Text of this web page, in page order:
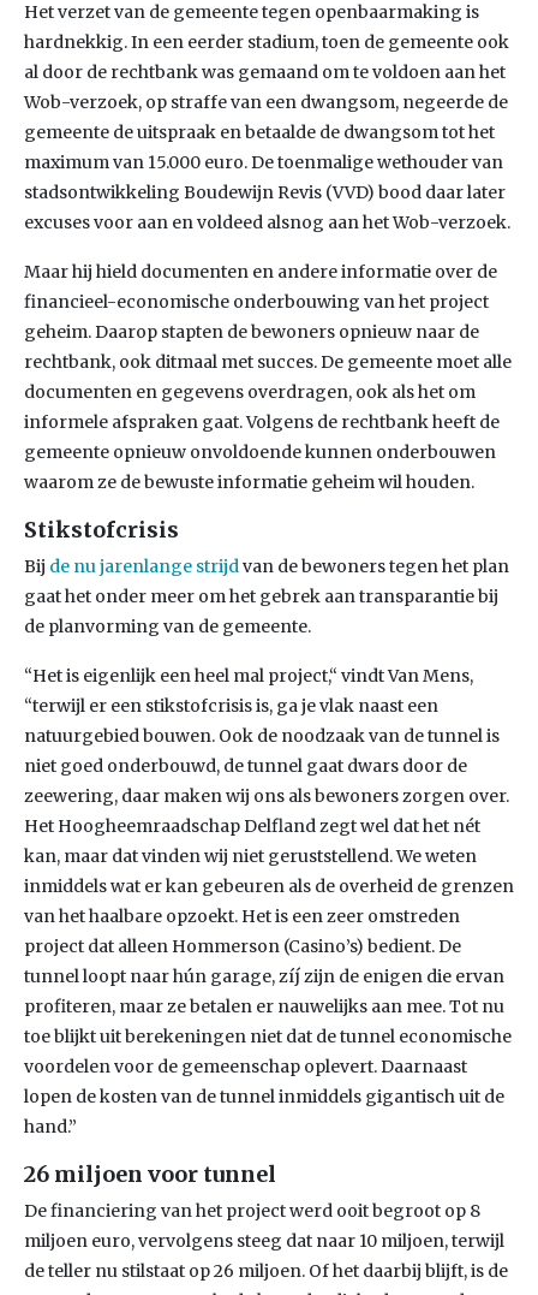
Het verzet van de gemeente tegen openbaarmaking is
hardnekkig. In een eerder stadium, toen de gemeente ook
al door de rechtbank was gemaand om te voldoen aan het
Wob-verzoek, op straffe van een dwangsom, negeerde de
gemeente de uitspraak en betaalde de dwangsom tot het
maximum van 15.000 euro. De toenmalige wethouder van
stadsontwikkeling Boudewijn Revis (VVD) bood daar later
excuses voor aan en voldeed alsnog aan het Wob-verzoek.
Maar hij hield documenten en andere informatie over de
financieel-economische onderbouwing van het project
geheim. Daarop stapten de bewoners opnieuw naar de
rechtbank, ook ditmaal met succes. De gemeente moet alle
documenten en gegevens overdragen, ook als het om
informele afspraken gaat. Volgens de rechtbank heeft de
gemeente opnieuw onvoldoende kunnen onderbouwen
waarom ze de bewuste informatie geheim wil houden.
Stikstofcrisis
Bij de nu jarenlange strijdvan de bewoners tegen het plan
gaat het onder meer om het gebrek aan transparantie bij
de planvorming van de gemeente.
“Het is eigenlijk een heel mal project,“ vindt Van Mens,
“terwijl er een stikstofcrisis is, ga je vlak naast een
natuurgebied bouwen. Ook de noodzaak van de tunnel is
niet goed onderbouwd, de tunnel gaat dwars door de
zeewering, daar maken wij ons als bewoners zorgen over.
Het Hoogheemraadschap Delfland zegt wel dat het nét
kan, maar dat vinden wij niet geruststellend. We weten
inmiddels wat er kan gebeuren als de overheid de grenzen
van het haalbare opzoekt. Het is een zeer omstreden
project dat alleen Hommerson (Casino’s) bedient. De
tunnel loopt naar hún garage, zíj zijn de enigen die ervan
profiteren, maar ze betalen er nauwelijks aan mee. Tot nu
toe blijkt uit berekeningen niet dat de tunnel economische
voordelen voor de gemeenschap oplevert. Daarnaast
lopen de kosten van de tunnel inmiddels gigantisch uit de
hand.”
26 miljoen voor tunnel
De financiering van het project werd ooit begroot op 8
miljoen euro, vervolgens steeg dat naar 10 miljoen, terwijl
de teller nu stilstaat op 26 miljoen. Of het daarbij blijft, is de